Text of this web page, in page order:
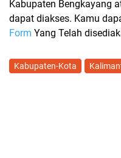
Kabupaten Bengkayang
dapat diakses. Kamu
Form Yang Telah
Kabupaten-Kota